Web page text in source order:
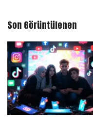
Son Görüntülenen